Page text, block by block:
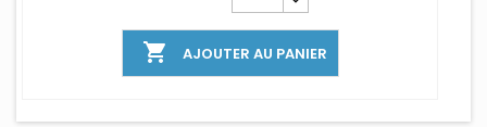
 AJOUTER AU PANIER